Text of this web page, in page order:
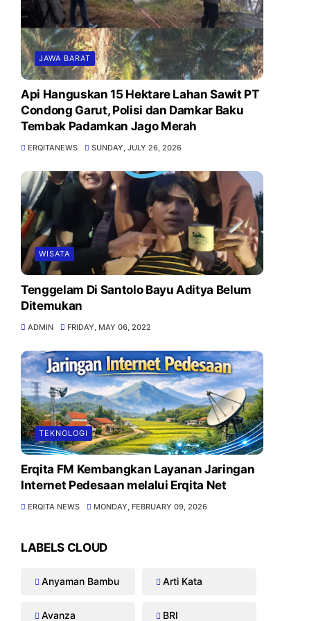
JAWA BARAT
Api Hanguskan 15 Hektare Lahan Sawit PT
Condong Garut, Polisi dan Damkar Baku
Tembak Padamkan Jago Merah
ERQITANEWS SUNDAY, JULY 26, 2026
WISATA
Tenggelam Di Santolo Bayu Aditya Belum
Ditemukan
ADMIN FRIDAY, MAY 06, 2022
TEKNOLOGI
Erqita FM Kembangkan Layanan Jaringan
Internet Pedesaan melalui Erqita Net
ERQITA NEWS MONDAY, FEBRUARY 09, 2026
LABELS CLOUD
Anyaman Bambu Arti Kata
Avanza BRI